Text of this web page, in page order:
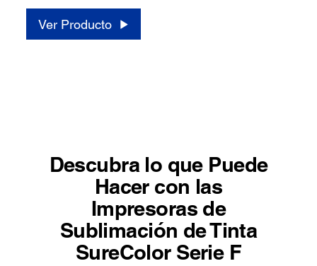
Ver Producto
Descubra lo que Puede
Hacer con las
Impresoras de
Sublimación de Tinta
SureColor Serie F